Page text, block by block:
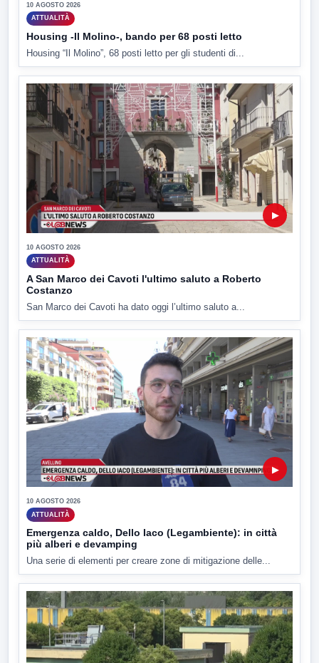
10 AGOSTO 2026
ATTUALITÀ
Housing -Il Molino-, bando per 68 posti letto
Housing “Il Molino”, 68 posti letto per gli studenti di...
▶
10 AGOSTO 2026
ATTUALITÀ
A San Marco dei Cavoti l'ultimo saluto a Roberto
Costanzo
San Marco dei Cavoti ha dato oggi l’ultimo saluto a...
▶
10 AGOSTO 2026
ATTUALITÀ
Emergenza caldo, Dello Iaco (Legambiente): in città
più alberi e devamping
Una serie di elementi per creare zone di mitigazione delle...